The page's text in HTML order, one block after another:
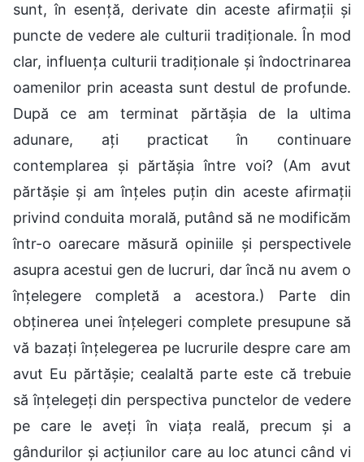
sunt, în esență, derivate din aceste afirmații și
puncte de vedere ale culturii tradiționale. În mod
clar, influența culturii tradiționale și îndoctrinarea
oamenilor prin aceasta sunt destul de profunde.
După ce am terminat părtășia de la ultima
adunare, ați practicat în continuare
contemplarea și părtășia între voi? (Am avut
părtășie și am înțeles puțin din aceste afirmații
privind conduita morală, putând să ne modificăm
într-o oarecare măsură opiniile și perspectivele
asupra acestui gen de lucruri, dar încă nu avem o
înțelegere completă a acestora.) Parte din
obținerea unei înțelegeri complete presupune să
vă bazați înțelegerea pe lucrurile despre care am
avut Eu părtășie; cealaltă parte este că trebuie
să înțelegeți din perspectiva punctelor de vedere
pe care le aveți în viața reală, precum și a
gândurilor și acțiunilor care au loc atunci când vi